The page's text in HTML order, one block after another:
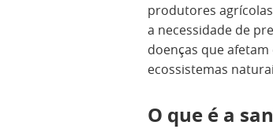
produtores
a necessidade de
doenças que
ecossistemas
O que é a